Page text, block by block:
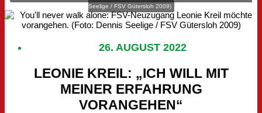
Seelige / FSV Gütersloh 2009)
26. AUGUST 2022
LEONIE KREIL: „ICH WILL MIT
MEINER ERFAHRUNG
VORANGEHEN“